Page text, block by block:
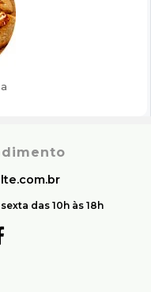
das 10h às 18h